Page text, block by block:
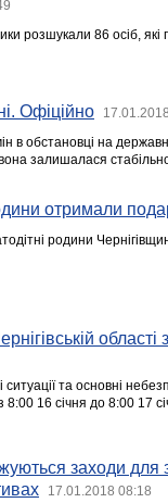
розшукали 86 осіб, які
Офіційно
в обстановці на
залишалася
отримали
родини
та основні
8:00 16 січня до 8:00 17
заходи для
17.01.2018 08:18